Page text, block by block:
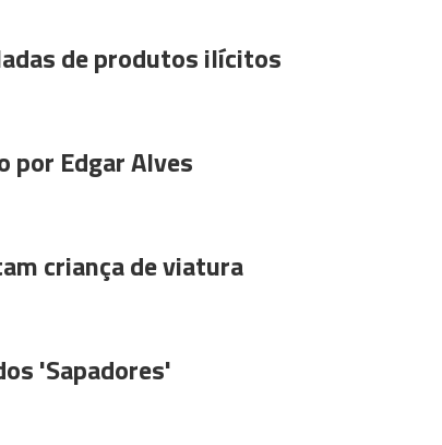
de produtos ilícitos
por Edgar Alves
criança de viatura
'Sapadores'